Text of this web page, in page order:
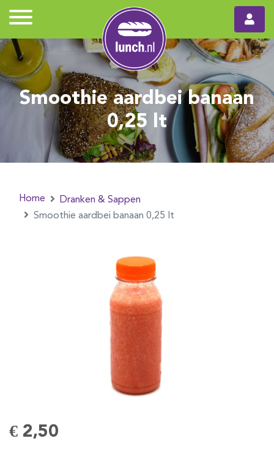
Smoothie aardbei banaan
0,25 lt
Home
Dranken & Sappen
Smoothie aardbei banaan 0,25 lt
€ 2,50